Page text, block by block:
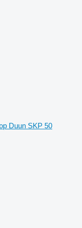
Duun SKP 50